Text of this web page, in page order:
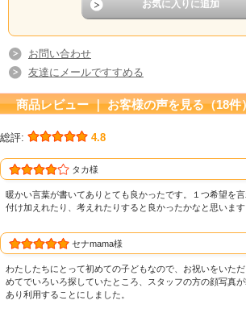
お問い合わせ
友達にメールですすめる
商品レビュー ｜ お客様の声を見る（18件
総評: 4.8
タカ様
暖かい言葉が書いてありとても良かったです。１つ希望を
付け加えれたり、考えれたりすると良かったかなと思います
セナmama様
わたしたちにとって初めての子どもなので、お祝いをいた
めてでいろいろ探していたところ、スタッフの方の顔写真
あり利用することにしました。